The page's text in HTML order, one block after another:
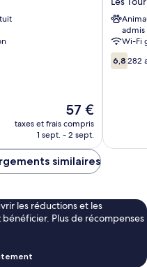
Le
nouveau
prix
de
57 €
taxes et frais compris
1 sept. - 2 sept.
Nord
Lesadmis
Wi-Fi
6.8
sur
6,8 282
similaires
les réductions et les
Plus de récompenses